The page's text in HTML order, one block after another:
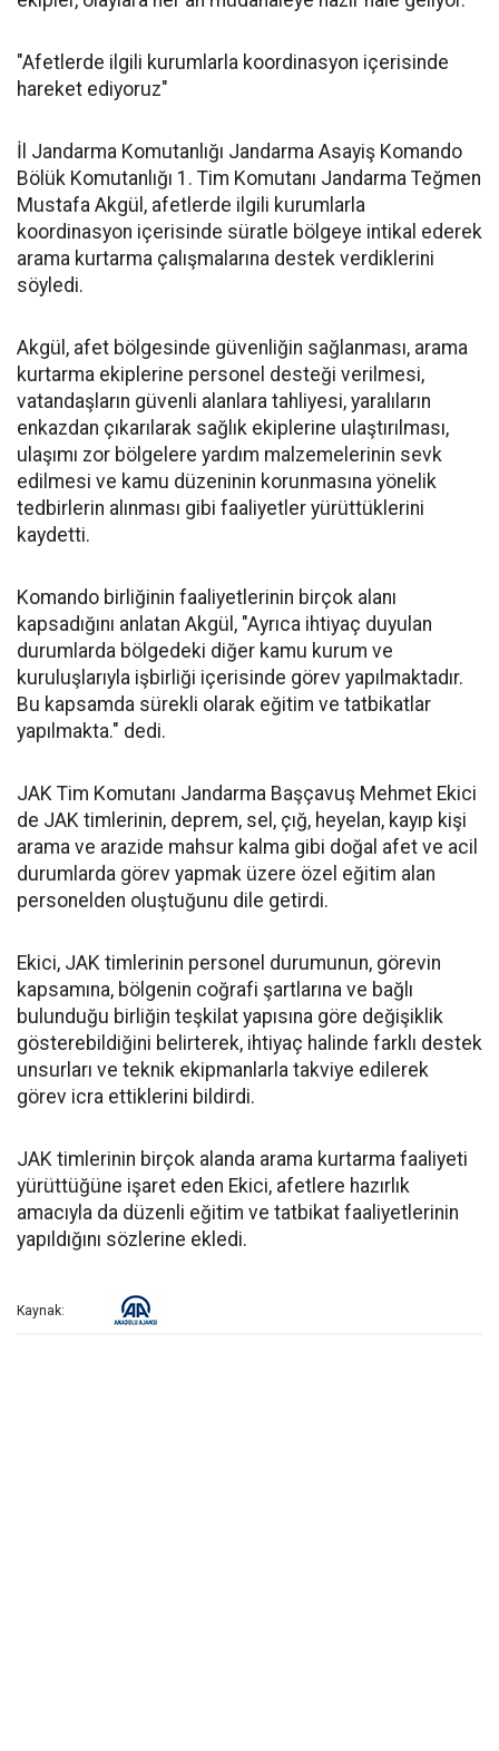
"Afetlerde ilgili kurumlarla koordinasyon içerisinde
hareket ediyoruz"
İl Jandarma Komutanlığı Jandarma Asayiş Komando
Bölük Komutanlığı 1. Tim Komutanı Jandarma Teğmen
Mustafa Akgül, afetlerde ilgili kurumlarla
koordinasyon içerisinde süratle bölgeye intikal ederek
arama kurtarma çalışmalarına destek verdiklerini
söyledi.
Akgül, afet bölgesinde güvenliğin sağlanması, arama
kurtarma ekiplerine personel desteği verilmesi,
vatandaşların güvenli alanlara tahliyesi, yaralıların
enkazdan çıkarılarak sağlık ekiplerine ulaştırılması,
ulaşımı zor bölgelere yardım malzemelerinin sevk
edilmesi ve kamu düzeninin korunmasına yönelik
tedbirlerin alınması gibi faaliyetler yürüttüklerini
kaydetti.
Komando birliğinin faaliyetlerinin birçok alanı
kapsadığını anlatan Akgül, "Ayrıca ihtiyaç duyulan
durumlarda bölgedeki diğer kamu kurum ve
kuruluşlarıyla işbirliği içerisinde görev yapılmaktadır.
Bu kapsamda sürekli olarak eğitim ve tatbikatlar
yapılmakta." dedi.
JAK Tim Komutanı Jandarma Başçavuş Mehmet Ekici
de JAK timlerinin, deprem, sel, çığ, heyelan, kayıp kişi
arama ve arazide mahsur kalma gibi doğal afet ve acil
durumlarda görev yapmak üzere özel eğitim alan
personelden oluştuğunu dile getirdi.
Ekici, JAK timlerinin personel durumunun, görevin
kapsamına, bölgenin coğrafi şartlarına ve bağlı
bulunduğu birliğin teşkilat yapısına göre değişiklik
gösterebildiğini belirterek, ihtiyaç halinde farklı destek
unsurları ve teknik ekipmanlarla takviye edilerek
görev icra ettiklerini bildirdi.
JAK timlerinin birçok alanda arama kurtarma faaliyeti
yürüttüğüne işaret eden Ekici, afetlere hazırlık
amacıyla da düzenli eğitim ve tatbikat faaliyetlerinin
yapıldığını sözlerine ekledi.
Kaynak: